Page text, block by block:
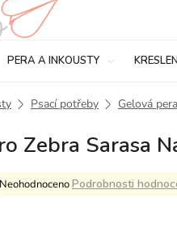
PERA A INKOUSTY
Psací potřeby Gelová pera
Zebra Sarasa
Průměrné
hodnocení
NeohodnocenoPodrobnosti